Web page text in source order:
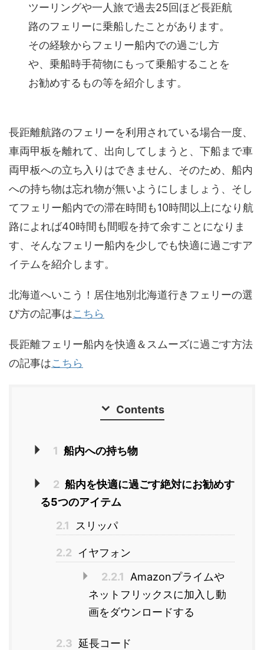
ツーリングや一人旅で過去25回ほど長距航
路のフェリーに乗船したことがあります。
その経験からフェリー船内での過ごし方
や、乗船時手荷物にもって乗船することを
お勧めするもの等を紹介します。
長距離航路のフェリーを利用されている場合一度、
車両甲板を離れて、出向してしまうと、 下船まで車
両甲板への立ち入りはできません、そのため、 船内
への持ち物は忘れ物が無いよう にしましょう、そし
てフェリー船内での滞在時間も10時間以上になり航
路によれば40時間も間暇を持て余すことになりま
す、そんなフェリー船内を少しでも快適に過ごすア
イテムを紹介します。
北海道へいこう！居住地別北海道行きフェリーの選
び方の記事はこちら
長距離フェリー船内を快適＆スムーズに過ごす方法
の記事はこちら
Contents
1 船内への持ち物
2 船内を快適に過ごす絶対にお勧めす
る5つのアイテム
2.1
スリッパ
2.2
イヤフォン
2.2.1
Amazonプライムや
ネットフリックスに加入し動
画をダウンロードする
2.3 延長コード